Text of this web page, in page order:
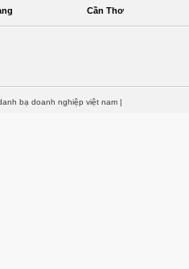
Cần Thơ
bạ doanh nghiệp việt nam |